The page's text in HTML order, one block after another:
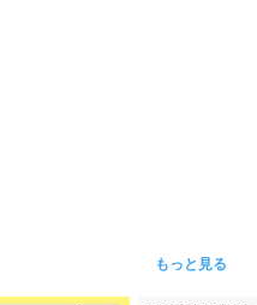
もっと見る